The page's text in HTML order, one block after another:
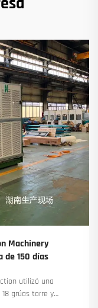
Machinery
150 días
utilizó una
grúas torre y